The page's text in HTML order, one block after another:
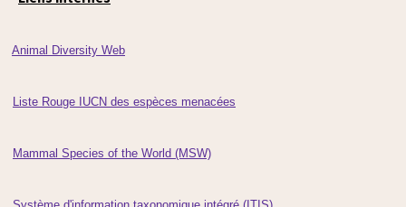
Animal Diversity Web
Liste Rouge IUCN des espèces menacées
Mammal Species of the World (MSW)